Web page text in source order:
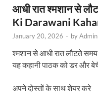
आधी रात श्मशान से
Ki Darawani
January 20, 2026 - byAdmin
श्मशान से आधी रात लौटते
यह कहानी पाठक को डर और
अपने दोस्तों के साथ शेयर करे